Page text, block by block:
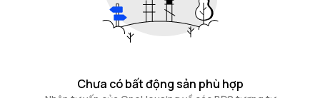
Chưa có bất động sản phù hợp